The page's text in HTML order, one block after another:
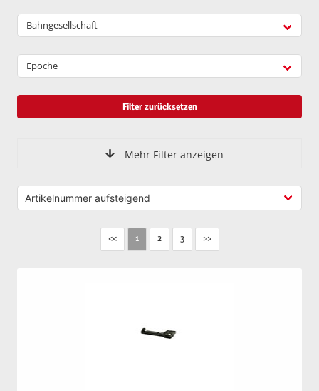
Bahngesellschaft
Epoche
Filter zurücksetzen
Mehr Filter anzeigen
<< 1 2 3 >>